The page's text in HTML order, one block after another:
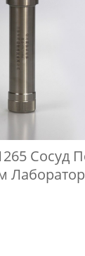
Сосуд